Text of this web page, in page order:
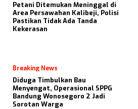
Petani Ditemukan Meninggal di
Area Persawahan Kalibeji, Polisi
Pastikan Tidak Ada Tanda
Kekerasan
Breaking News
Diduga Timbulkan Bau
Menyengat, Operasional SPPG
Bandung Wonosegoro 2 Jadi
Sorotan Warga